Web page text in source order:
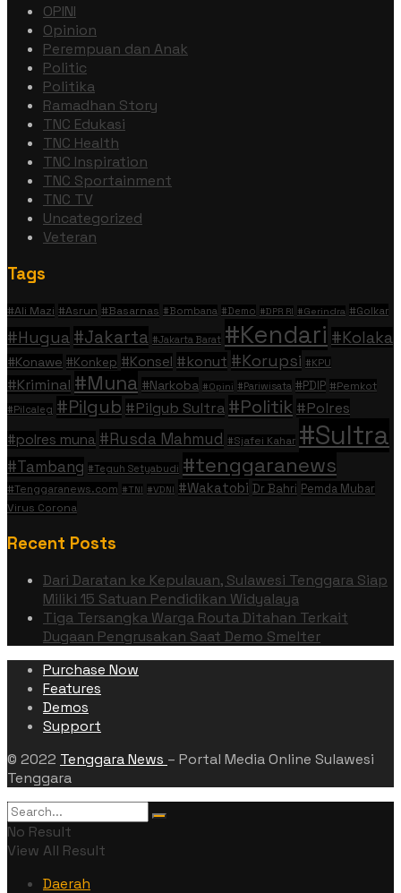
OPINI
Opinion
Perempuan dan Anak
Politic
Politika
Ramadhan Story
TNC Edukasi
TNC Health
TNC Inspiration
TNC Sportainment
TNC TV
Uncategorized
Veteran
Tags
#Ali Mazi #Asrun #Basarnas #Bombana #Demo #DPR RI #Gerindra #Golkar
#Hugua #Jakarta #Jakarta Barat #Kendari #Kolaka
#Konawe #Konkep #Konsel #konut #Korupsi #KPU
#Kriminal #Muna #Narkoba #Opini #Pariwisata #PDIP #Pemkot
#Pilcaleg #Pilgub #Pilgub Sultra #Politik #Polres
#polres muna #Rusda Mahmud #Sjafei Kahar #Sultra
#Tambang #Teguh Setyabudi #tenggaranews
#Tenggaranews.com #TNI #VDNI #Wakatobi Dr Bahri Pemda Mubar
Virus Corona
Recent Posts
Dari Daratan ke Kepulauan, Sulawesi Tenggara Siap
Miliki 15 Satuan Pendidikan Widyalaya
Tiga Tersangka Warga Routa Ditahan Terkait
Dugaan Pengrusakan Saat Demo Smelter
Purchase Now
Features
Demos
Support
© 2022 Tenggara News – Portal Media Online Sulawesi
Tenggara
No Result
View All Result
Daerah